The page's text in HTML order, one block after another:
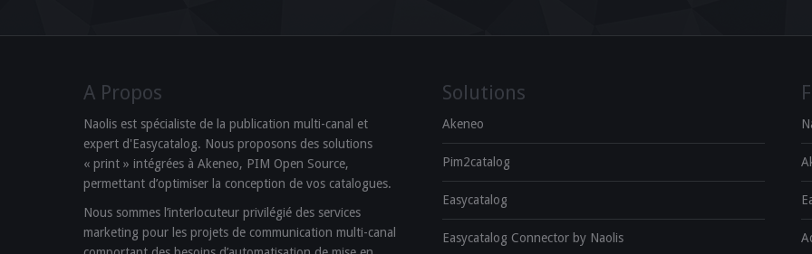
A Propos
Naolis est spécialiste de la publication multi-canal et
expert d'Easycatalog. Nous proposons des solutions
« print » intégrées à Akeneo, PIM Open Source,
permettant d’optimiser la conception de vos catalogues.
Nous sommes l’interlocuteur privilégié des services
marketing pour les projets de communication multi-canal
Solutions
Akeneo
Pim2catalog
Easycatalog
Easycatalog Connector by Naolis